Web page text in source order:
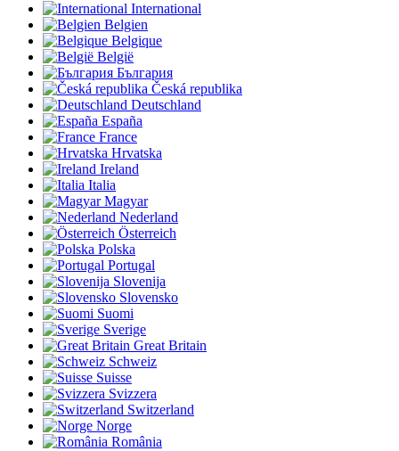
International
Belgien
Belgique
België
България
Česká republika
Deutschland
España
France
Hrvatska
Ireland
Italia
Magyar
Nederland
Österreich
Polska
Portugal
Slovenija
Slovensko
Suomi
Sverige
Great Britain
Schweiz
Suisse
Svizzera
Switzerland
Norge
România